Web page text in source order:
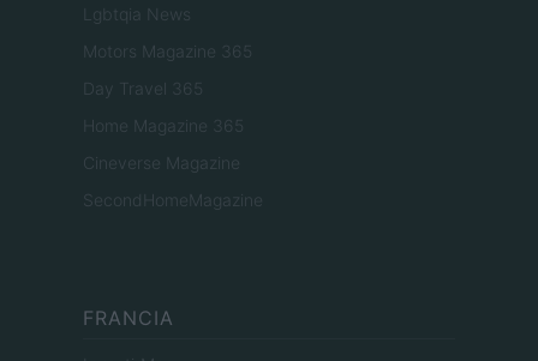
Lgbtqia News
Motors Magazine 365
Day Travel 365
Home Magazine 365
Cineverse Magazine
SecondHomeMagazine
FRANCIA